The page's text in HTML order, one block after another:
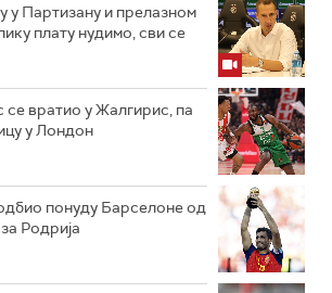
у Партизану и прелазном
плату нудимо, сви се
вратио у Жалгирис, па
у Лондон
понуду Барселоне од
Родрија